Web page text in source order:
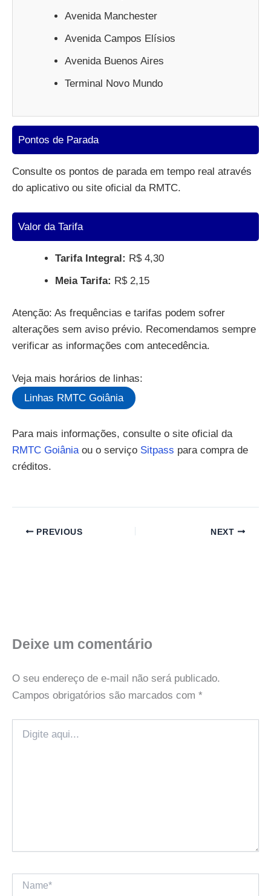
Avenida Manchester
Avenida Campos Elísios
Avenida Buenos Aires
Terminal Novo Mundo
Pontos de Parada
Consulte os pontos de parada em tempo real através
do aplicativo ou site oficial da RMTC.
Valor da Tarifa
Tarifa Integral: R$ 4,30
Meia Tarifa: R$ 2,15
Atenção: As frequências e tarifas podem sofrer
alterações sem aviso prévio. Recomendamos sempre
verificar as informações com antecedência.
Veja mais horários de linhas:
Linhas RMTC Goiânia
Para mais informações, consulte o site oficial da
RMTC Goiâniaou o serviço Sitpass para compra de
créditos.
PREVIOUS NEXT
Deixe um comentário
O seu endereço de e-mail não será publicado.
Campos obrigatórios são marcados com *
aqui...